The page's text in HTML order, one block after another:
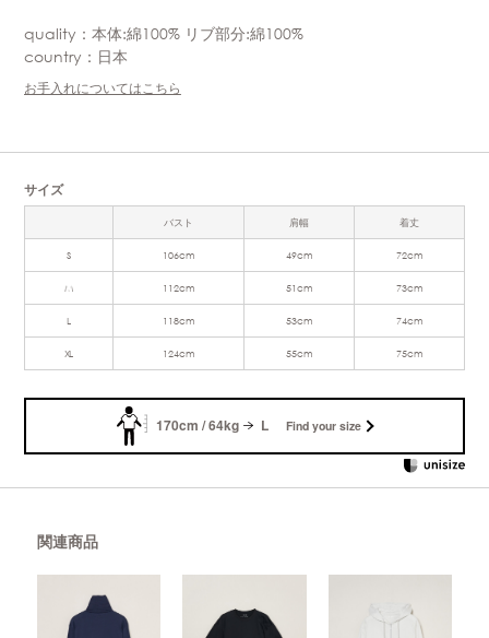
quality：本体:綿100% リブ部分:綿100%
country：日本
お手入れについてはこちら
サイズ
バスト 肩幅 着丈
S 106cm 49cm 72cm
M 112cm 51cm 73cm
L 118cm 53cm 74cm
XL 124cm 55cm 75cm
170cm / 64kg L Find your size
関連商品